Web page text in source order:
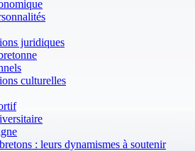
juridiques
culturelles
: leurs dynamismes à soutenir